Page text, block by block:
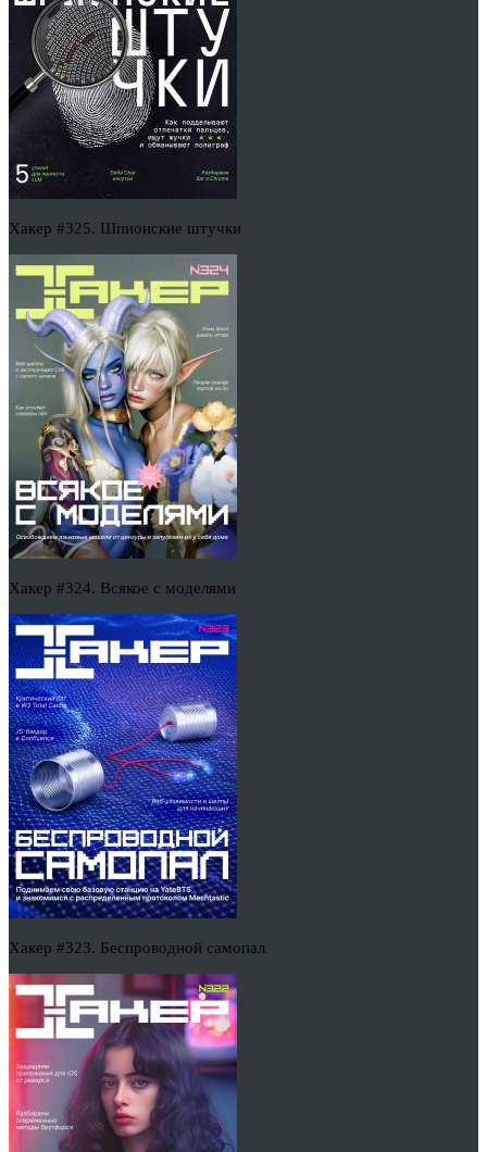
Хакер #325. Шпионские штучки
Хакер #324. Всякое с моделями
Хакер #323. Беспроводной самопал